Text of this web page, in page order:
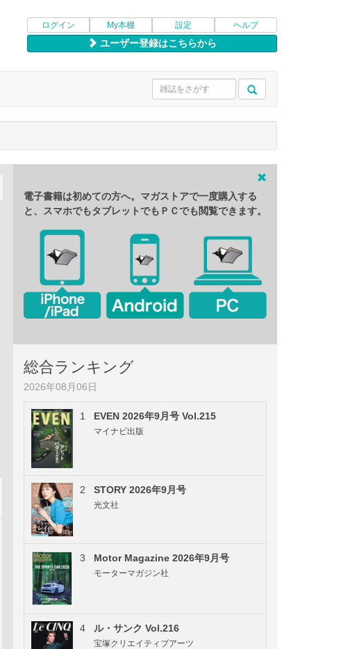
ログイン My本棚 設定 ヘルプ
ユーザー登録はこちらから
電子書籍は初めての方へ。マガストアで一度購入する
と、スマホでもタブレットでもＰＣでも閲覧できます。
総合ランキング
2026年08月06日
1 EVEN 2026年9月号 Vol.215
マイナビ出版
2 STORY 2026年9月号
光文社
3 Motor Magazine 2026年9月号
モーターマガジン社
4 ル・サンク Vol.216
宝塚クリエイティブアーツ